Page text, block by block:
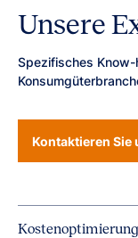
Unsere
Spezifisches
Kontaktieren Sie